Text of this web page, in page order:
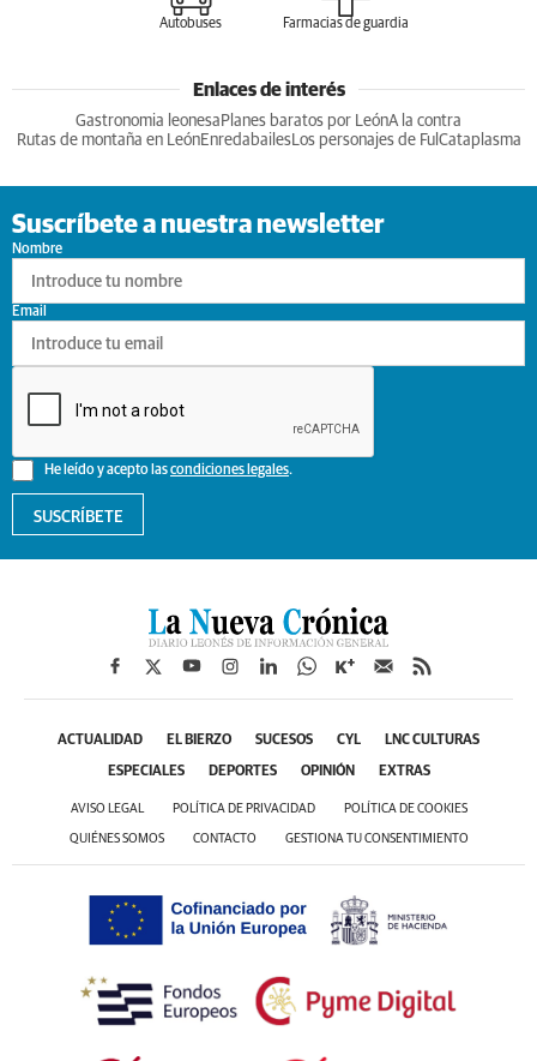
Autobuses Farmacias de guardia
Enlaces de interés
Gastronomia leonesa Planes baratos por LeónA la contra
Rutas de montaña en LeónEnredabailesLos personajes de Ful Cataplasma
Suscríbete a nuestra newsletter
Nombre
He leído y acepto lascondiciones legales.
Email
SUSCRÍBETE
ACTUALIDAD EL BIERZO SUCESOS CYL LNC CULTURAS
ESPECIALES DEPORTES OPINIÓN EXTRAS
AVISO LEGAL POLÍTICA DE PRIVACIDAD POLÍTICA DE COOKIES
QUIÉNES SOMOS CONTACTO GESTIONA TU CONSENTIMIENTO